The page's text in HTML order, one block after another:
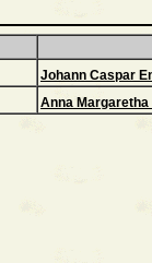
Johann Caspar
Anna